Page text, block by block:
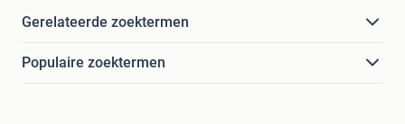
Gerelateerde zoektermen
Populaire zoektermen